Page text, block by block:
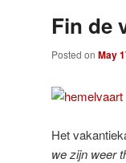
Fin de
Posted on May
Het
we zijn weer